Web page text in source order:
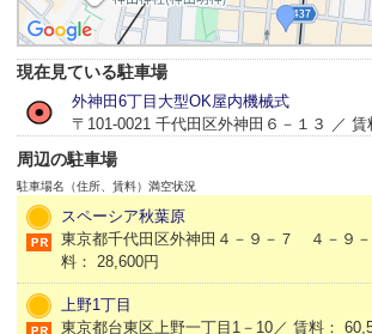
現在見ている駐車場
外神田6丁目大型OK屋内機械式
〒101-0021 千代田区外神田６－１３ ／ 賃
周辺の駐車場
駐車場名（住所、賃料） 満空状況
スペーシア秋葉原
東京都千代田区外神田４－９－７ ４－９
料： 28,600円
上野1丁目
東京都台東区上野一丁目1－10／ 賃料：